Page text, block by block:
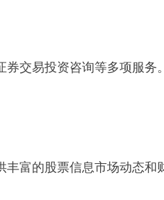
交易投资咨询等多项服务
富的股票信息市场动态和